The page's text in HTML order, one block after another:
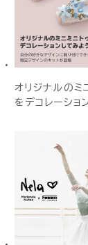
オリジナルのミ
をデコレーショ